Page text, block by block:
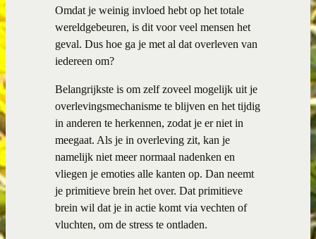
Omdat je weinig invloed hebt op het totale
wereldgebeuren, is dit voor veel mensen het
geval. Dus hoe ga je met al dat overleven van
iedereen om?
Belangrijkste is om zelf zoveel mogelijk uit je
overlevingsmechanisme te blijven en het tijdig
in anderen te herkennen, zodat je er niet in
meegaat. Als je in overleving zit, kan je
namelijk niet meer normaal nadenken en
vliegen je emoties alle kanten op. Dan neemt
je primitieve brein het over. Dat primitieve
brein wil dat je in actie komt via vechten of
vluchten, om de stress te ontladen.